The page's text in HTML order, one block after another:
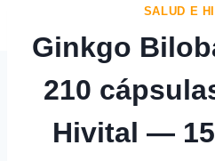
SALUD E
Ginkgo
210
Hivital —